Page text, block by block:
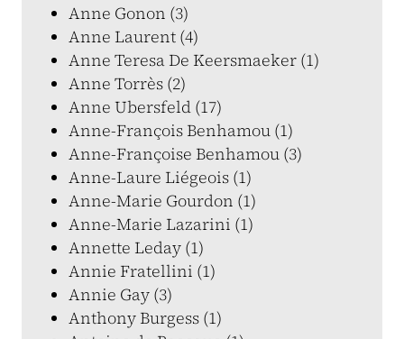
Anne Gonon (3)
Anne Laurent (4)
Anne Teresa De Keersmaeker (1)
Anne Torrès (2)
Anne Ubersfeld (17)
Anne-François Benhamou (1)
Anne-Françoise Benhamou (3)
Anne-Laure Liégeois (1)
Anne-Marie Gourdon (1)
Anne-Marie Lazarini (1)
Annette Leday (1)
Annie Fratellini (1)
Annie Gay (3)
Anthony Burgess (1)